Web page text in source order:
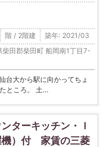
階 / 2階建
築年: 2021/03
柴田郡柴田町 船岡南1丁目7-
大から駅に向かってちょ
ところ。 土...
ターキッチン・Ｉ
機）付 家賃の三菱